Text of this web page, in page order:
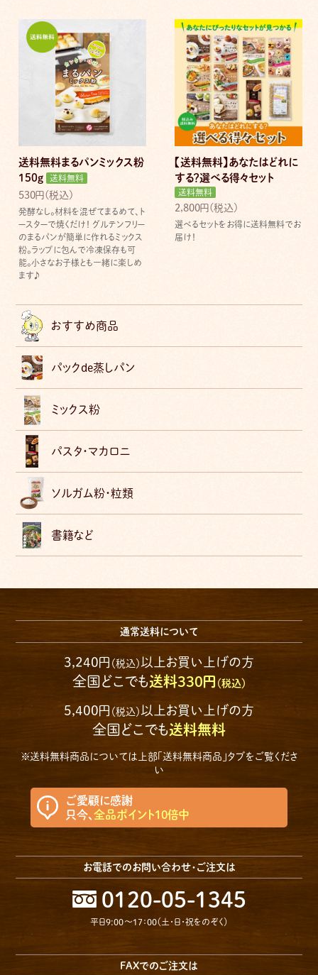
送料無料まるパンミックス粉
150g
送料無料
530円(税込)
発酵なし。材料を混ぜてまるめて、ト
ースターで焼くだけ！ グルテンフリー
のまるパンが簡単に作れるミックス
粉。ラップに包んで冷凍保存も可
能。小さなお子様とも一緒に楽しめ
ます♪
【送料無料】あなたはどれに
する？選べる得々セット
送料無料
2,800円(税込)
選べるセットをお得に送料無料でお
届け！
おすすめ商品
パックde蒸しパン
ミックス粉
パスタ・マカロニ
ソルガム粉・粒類
書籍など
通常送料について
3,240円 （税込） 以上お買い上げの方
全国どこでも送料330円 （税込）
5,400円 （税込） 以上お買い上げの方
全国どこでも送料無料
※送料無料商品については上部「送料無料商品」タブをご覧くださ
い
ご愛顧に感謝
只今、 全品ポイント10倍中
お電話でのお問い合わせ・ご注文は
0120-05-1345
平日9:00〜17：00（土・日・祝をのぞく）
FAXでのご注文は